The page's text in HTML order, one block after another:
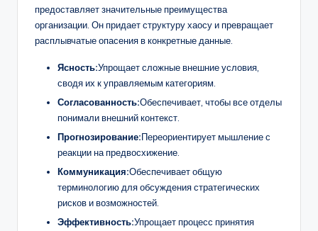
предоставляет значительные преимущества
организации. Он придает структуру хаосу и превращает
расплывчатые опасения в конкретные данные.
Ясность:Упрощает сложные внешние условия,
сводя их к управляемым категориям.
Согласованность:Обеспечивает, чтобы все отделы
понимали внешний контекст.
Прогнозирование:Переориентирует мышление с
реакции на предвосхижение.
Коммуникация:Обеспечивает общую
терминологию для обсуждения стратегических
рисков и возможностей.
Эффективность:Упрощает процесс принятия